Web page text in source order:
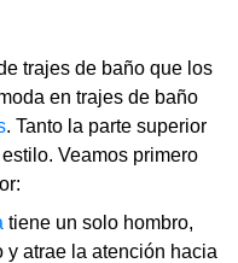
trajes de baño que los
en trajes de baño
. Tanto la parte superior
Veamos primero
tiene un solo hombro,
y atrae la atención hacia